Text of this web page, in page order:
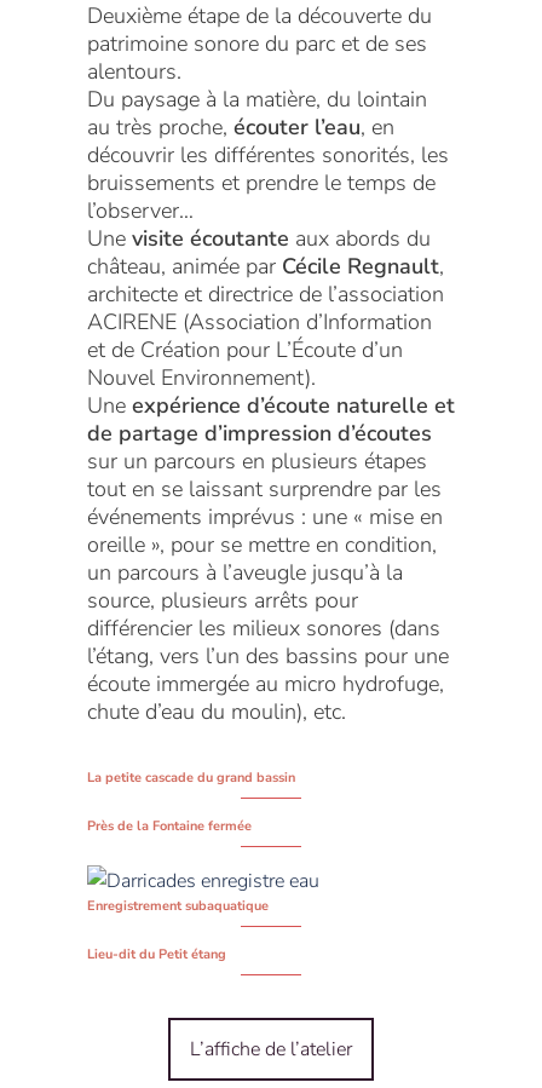
Deuxième étape de la découverte du
patrimoine sonore du parc et de ses
alentours.
Du paysage à la matière, du lointain
au très proche, écouter l’eau, en
découvrir les différentes sonorités, les
bruissements et prendre le temps de
l’observer…
Une visite écoutante aux abords du
château, animée par Cécile Regnault,
architecte et directrice de l’association
ACIRENE (Association d’Information
et de Création pour L’Écoute d’un
Nouvel Environnement).
Une expérience d’écoute naturelle et
de partage d’impression d’écoutes
sur un parcours en plusieurs étapes
tout en se laissant surprendre par les
événements imprévus : une « mise en
oreille », pour se mettre en condition,
un parcours à l’aveugle jusqu’à la
source, plusieurs arrêts pour
différencier les milieux sonores (dans
l’étang, vers l’un des bassins pour une
écoute immergée au micro hydrofuge,
chute d’eau du moulin), etc.
La petite cascade du grand bassin
Près de la Fontaine fermée
Enregistrement subaquatique
Lieu-dit du Petit étang
L’affiche de l’atelier